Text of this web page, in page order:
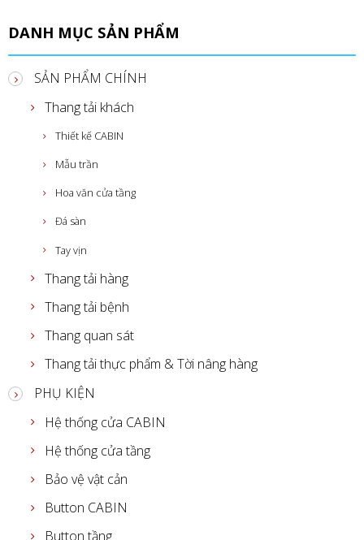
DANH MỤC SẢN PHẨM
SẢN PHẨM CHÍNH
Thang tải khách
Thiết kế CABIN
Mẫu trần
Hoa văn cửa tầng
Đá sàn
Tay vịn
Thang tải hàng
Thang tải bệnh
Thang quan sát
Thang tải thực phẩm & Tời nâng hàng
PHỤ KIỆN
Hệ thống cửa CABIN
Hệ thống cửa tầng
Bảo vệ vật cản
Button CABIN
Button tầng